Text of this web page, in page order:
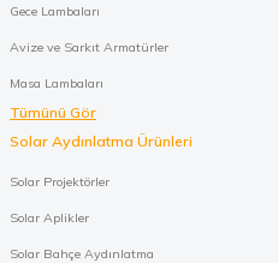
Gece Lambaları
Avize ve Sarkıt Armatürler
Masa Lambaları
Tümünü Gör
Solar Aydınlatma Ürünleri
Solar Projektörler
Solar Aplikler
Solar Bahçe Aydınlatma